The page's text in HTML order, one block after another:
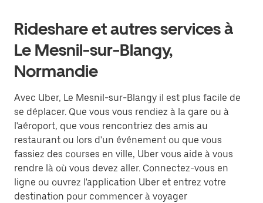
Rideshare et autres services à
Le Mesnil-sur-Blangy,
Normandie
Avec Uber, Le Mesnil-sur-Blangy il est plus facile de
se déplacer. Que vous vous rendiez à la gare ou à
l'aéroport, que vous rencontriez des amis au
restaurant ou lors d'un événement ou que vous
fassiez des courses en ville, Uber vous aide à vous
rendre là où vous devez aller. Connectez-vous en
ligne ou ouvrez l'application Uber et entrez votre
destination pour commencer à voyager